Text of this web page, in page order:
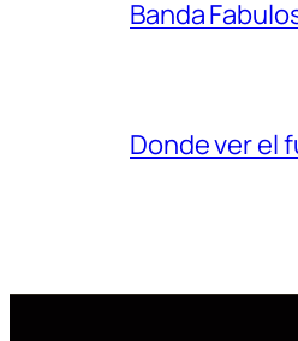
Banda
Donde ver el